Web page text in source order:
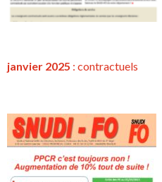
janvier 2025 : contractuels